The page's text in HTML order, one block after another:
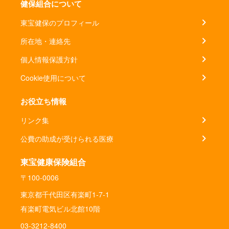
健保組合について
東宝健保のプロフィール
所在地・連絡先
個人情報保護方針
Cookie使用について
お役立ち情報
リンク集
公費の助成が受けられる医療
東宝健康保険組合
〒100-0006
東京都千代田区有楽町1-7-1
有楽町電気ビル北館10階
03-3212-8400